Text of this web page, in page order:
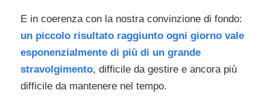
E in coerenza con la nostra convinzione di fondo:
un piccolo risultato raggiunto ogni giorno vale
esponenzialmente di più di un grande
stravolgimento, difficile da gestire e ancora più
difficile da mantenere nel tempo.